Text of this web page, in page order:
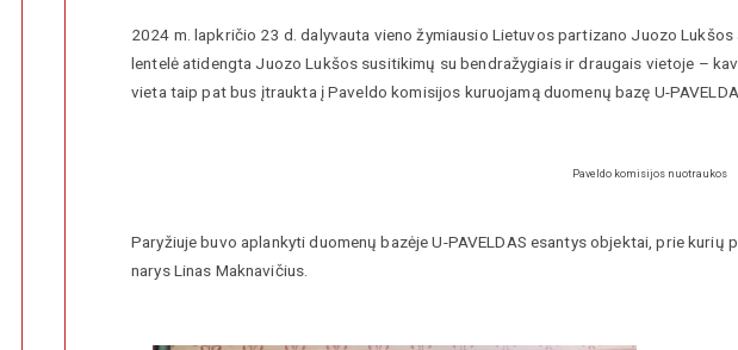
2024 m. lapkričio 23 d. dalyvauta vieno žymiausio Lietuvos partizano Juozo
lentelė atidengta Juozo Lukšos susitikimų su bendražygiais ir draugais vietoje –
vieta taip pat bus įtraukta į Paveldo komisijos kuruojamą duomenų bazę U-
Paveldo komisijos nuotraukos
Paryžiuje buvo aplankyti duomenų bazėje U-PAVELDAS esantys objektai, prie
narys Linas Maknavičius.